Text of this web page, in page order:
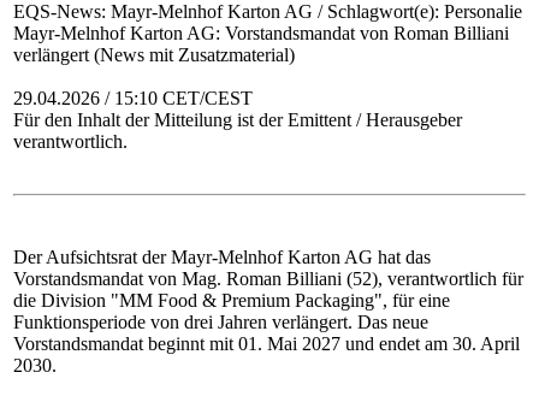
EQS-News: Mayr-Melnhof Karton AG / Schlagwort(e): Personalie
Mayr-Melnhof Karton AG: Vorstandsmandat von Roman Billiani
verlängert (News mit Zusatzmaterial)
29.04.2026 / 15:10 CET/CEST
Für den Inhalt der Mitteilung ist der Emittent / Herausgeber
verantwortlich.
Der Aufsichtsrat der Mayr-Melnhof Karton AG hat das
Vorstandsmandat von Mag. Roman Billiani (52), verantwortlich für
die Division "MM Food & Premium Packaging", für eine
Funktionsperiode von drei Jahren verlängert. Das neue
Vorstandsmandat beginnt mit 01. Mai 2027 und endet am 30. April
2030.